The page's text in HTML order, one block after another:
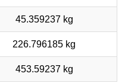
45.359237 kg
226.796185 kg
453.59237 kg